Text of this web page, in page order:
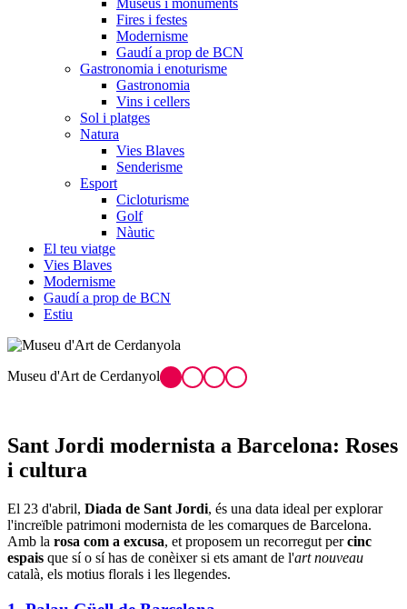
Museus i monuments
Fires i festes
Modernisme
Gaudí a prop de BCN
Gastronomia i enoturisme
Gastronomia
Vins i cellers
Sol i platges
Natura
Vies Blaves
Senderisme
Esport
Cicloturisme
Golf
Nàutic
El teu viatge
Vies Blaves
Modernisme
Gaudí a prop de BCN
Estiu
Palau Güell. Pintura de Ramon
Sant Jordi moder
El 23 d'abril,Diada de Sant Jordi , és una data ideal per explorar
l'increïble patrimoni modernista de les comarques de Barcelona.
Amb larosa com a excusa, et proposem un recorregut percinc
espais que sí o sí has de conèixer si ets amant de l'